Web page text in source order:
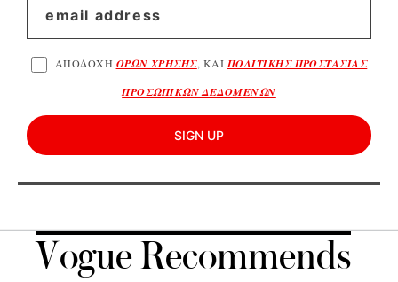
ΑΠΟΔΟΧΗ ΟΡΩΝ ΧΡΗΣΗΣ, ΚΑΙΠΟΛΙΤΙΚΗΣ ΠΡΟΣΤΑΣΙΑΣ
ΠΡΟΣΩΠΙΚΩΝ ΔΕΔΟΜΕΝΩΝ
SIGN UP
Vogue Recommends